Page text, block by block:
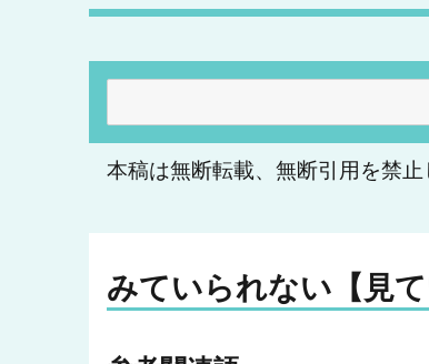
索:
本稿は無断転載、無断引用を禁止
みていられない【見て